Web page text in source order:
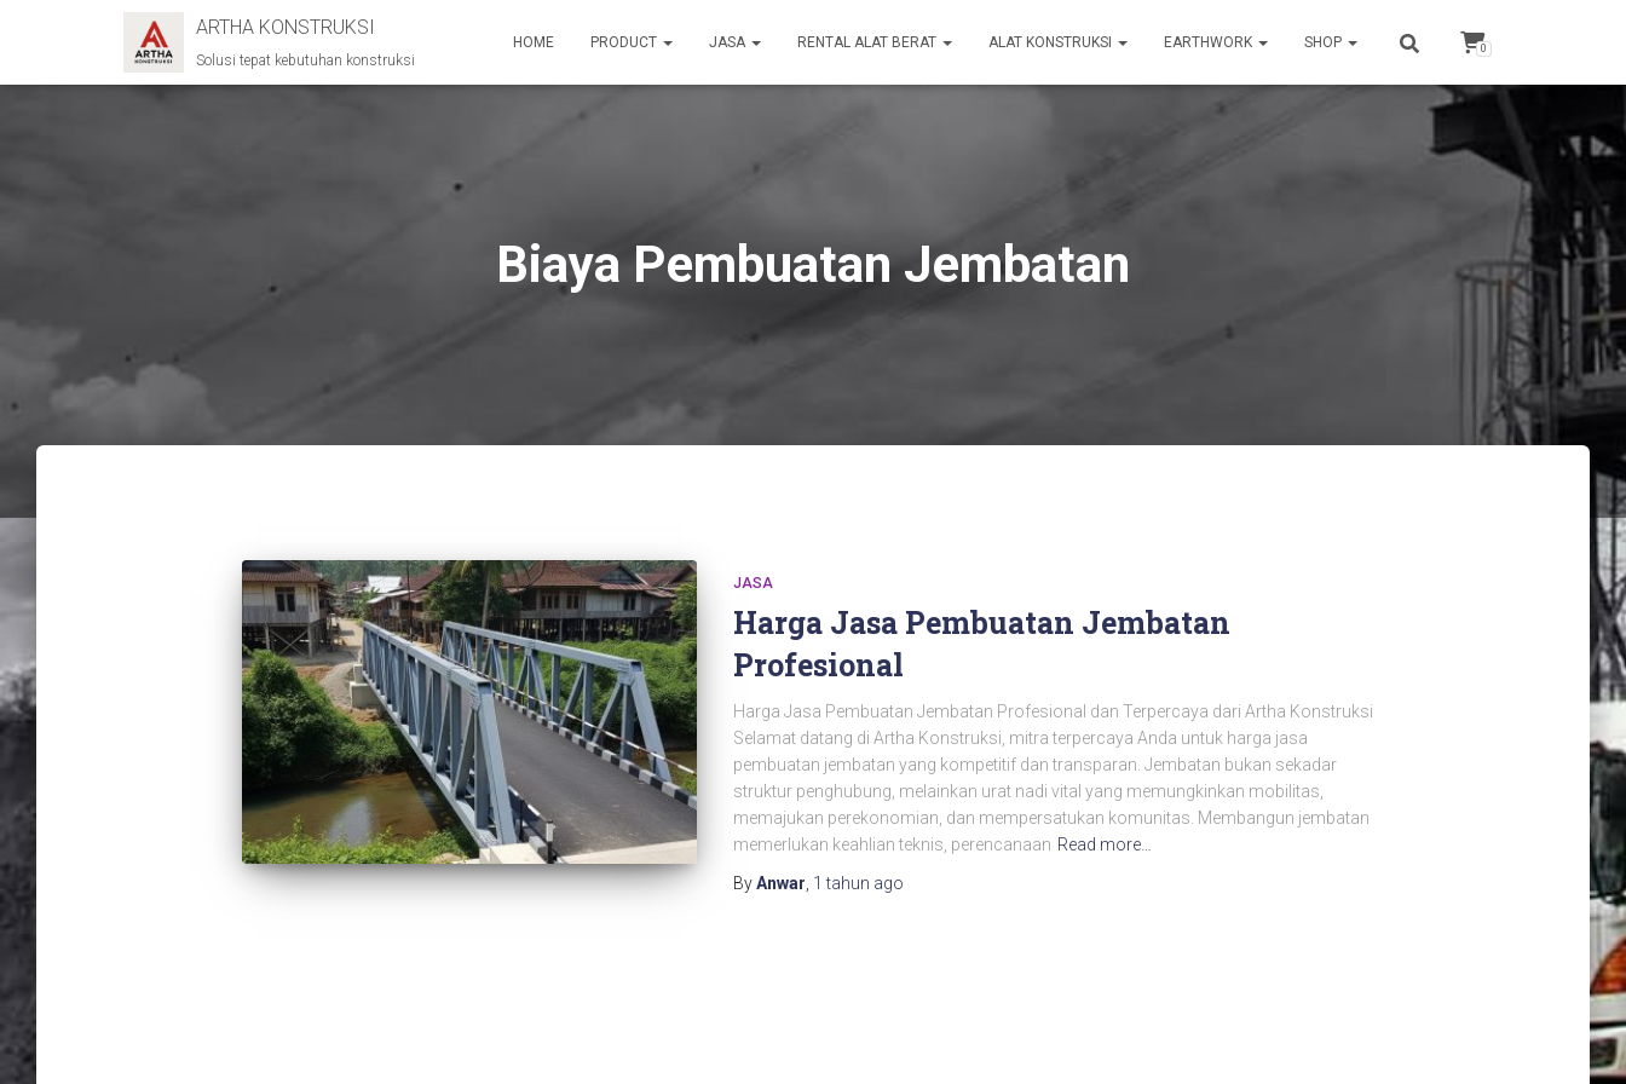
ARTHA KONSTRUKSI
Solusi tepat kebutuhan konstruksi
HOME PRODUCT JASA RENTAL ALAT BERAT ALAT KONSTRUKSI EARTHWORK SHOP 0
Biaya Pembuatan Jembatan
JASA
Harga Jasa Pembuatan Jembatan
Profesional
Harga Jasa Pembuatan Jembatan Profesional dan Terpercaya dari Artha Konstruksi
Selamat datang di Artha Konstruksi, mitra terpercaya Anda untuk harga jasa
pembuatan jembatan yang kompetitif dan transparan. Jembatan bukan sekadar
struktur penghubung, melainkan urat nadi vital yang memungkinkan mobilitas,
memajukan perekonomian, dan mempersatukan komunitas. Membangun jembatan
memerlukan keahlian teknis, perencanaan Read more…
ByAnwar 1 tahun ago